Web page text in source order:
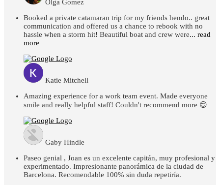
Olga Gomez
Booked a private catamaran trip for my friends hendo.. great
communication and offered us a chance to rebook with no
hassle when a storm hit! Beautiful boat and crew were... read
more
Katie Mitchell
Amazing experience for a work team event. Made everyone
smile and really helpful staff! Couldn't recommend more 😊
Gaby Hindle
Paseo genial , Joan es un excelente capitán, muy profesional y
experimentado. Impresionante panorámica de la ciudad de
Barcelona. Recomendable 100% sin duda repetiría.